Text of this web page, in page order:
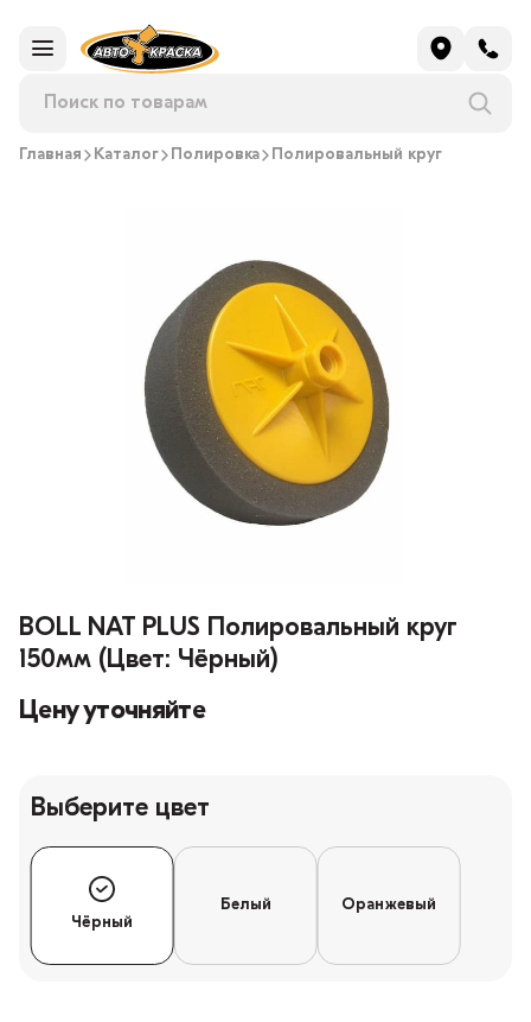
Главная Каталог Полировка Полировальный круг
BOLL NAT PLUS Полировальный круг
150мм (Цвет: Чёрный)
Цену уточняйте
Выберите цвет
Чёрный
Белый Оранжевый